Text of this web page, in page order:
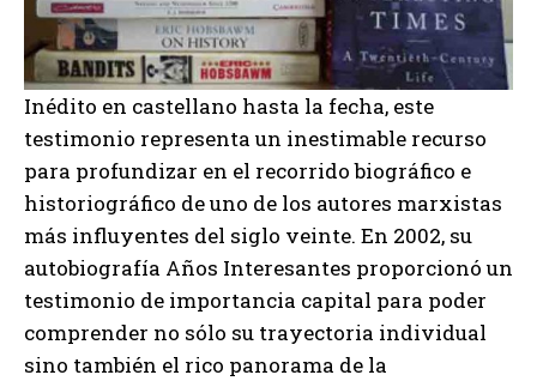
Inédito en castellano hasta la fecha, este
testimonio representa un inestimable recurso
para profundizar en el recorrido biográfico e
historiográfico de uno de los autores marxistas
más influyentes del siglo veinte. En 2002, su
autobiografía Años Interesantes proporcionó un
testimonio de importancia capital para poder
comprender no sólo su trayectoria individual
sino también el rico panorama de la